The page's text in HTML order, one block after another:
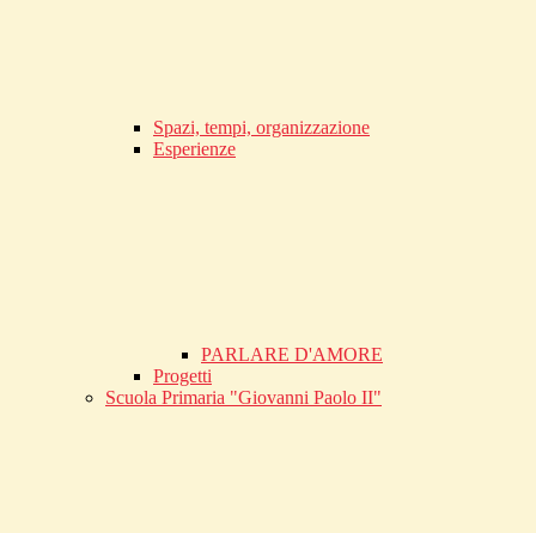
Spazi, tempi, organizzazione
Esperienze
PARLARE D'AMORE
Progetti
Scuola Primaria "Giovanni Paolo II"